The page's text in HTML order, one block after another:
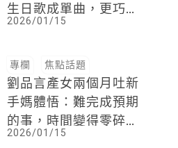
生日歌成單曲，更巧的
是還有影片留存當年！
2026/01/15
專欄 焦點話題
劉品言產女兩個月吐新
手媽體悟：難完成預期
的事，時間變得零碎，
日常節奏被打亂
2026/01/15